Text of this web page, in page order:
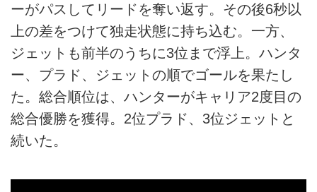
ーがパスしてリードを奪い返す。その後6秒以
上の差をつけて独走状態に持ち込む。一方、
ジェットも前半のうちに3位まで浮上。ハンタ
ー、プラド、ジェットの順でゴールを果たし
た。総合順位は、ハンターがキャリア2度目の
総合優勝を獲得。2位プラド、3位ジェットと
続いた。